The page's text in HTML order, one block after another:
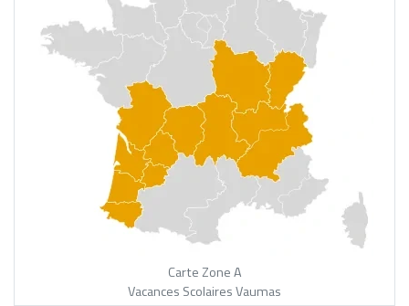
Carte Zone A
Vacances Scolaires Vaumas